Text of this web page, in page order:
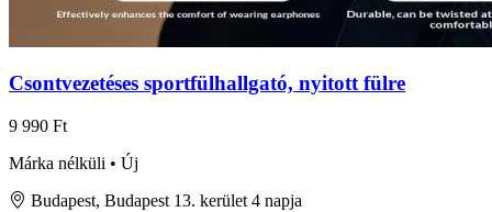
Csontvezetéses sportfülhallgató, nyitott fülre
9 990 Ft
Márka nélküli • Új
Budapest, Budapest 13. kerület 4 napja